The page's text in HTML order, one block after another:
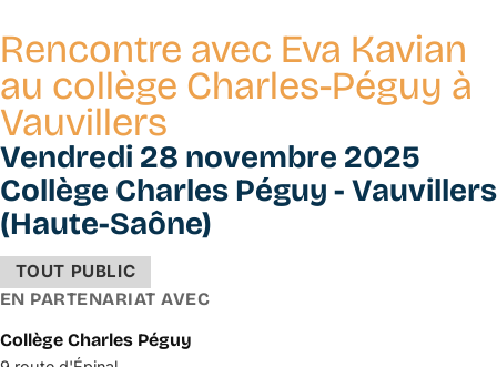
u
g
u
e
s
Rencontre avec Eva Kavian
au collège Charles-Péguy à
Vauvillers
Vendredi 28 novembre 2025
Collège Charles Péguy - Vauvillers
(Haute-Saône)
TOUT PUBLIC
EN PARTENARIAT AVEC
Collège Charles Péguy